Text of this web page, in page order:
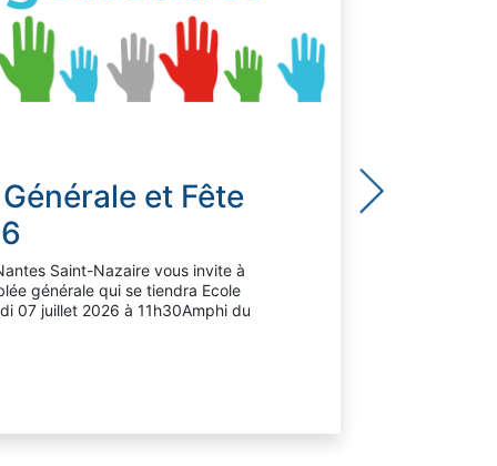
et Fête
Saint-Nazaire vous invite à
générale qui se tiendra Ecole
07 juillet 2026 à 11h30Amphi du